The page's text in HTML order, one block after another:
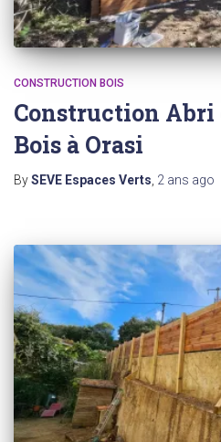
CONSTRUCTION BOIS
Construction Abri
Bois à Orasi
BySEVE Espaces Verts 2 ans ago